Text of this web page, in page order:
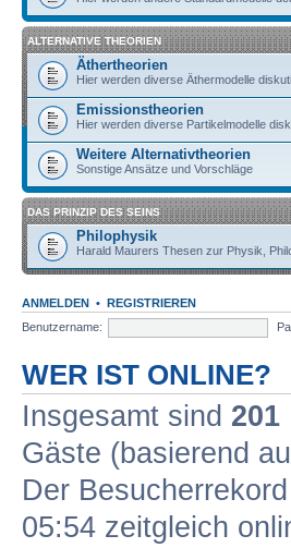
ALTERNATIVE THEORIEN
Äthertheorien
Hier werden diverse Äthermodelle
Emissionstheorien
Hier werden diverse Partikelmodelle
Weitere Alternativtheorien
Sonstige Ansätze und Vorschläge
DAS PRINZIP DES SEINS
Philophysik
Harald Maurers Thesen zur Physik,
ANMELDEN • REGISTRIEREN
Benutzername:
WER IST ONLINE?
Insgesamt sind 201
Gäste (basierend
Der
05:54 zeitgleich